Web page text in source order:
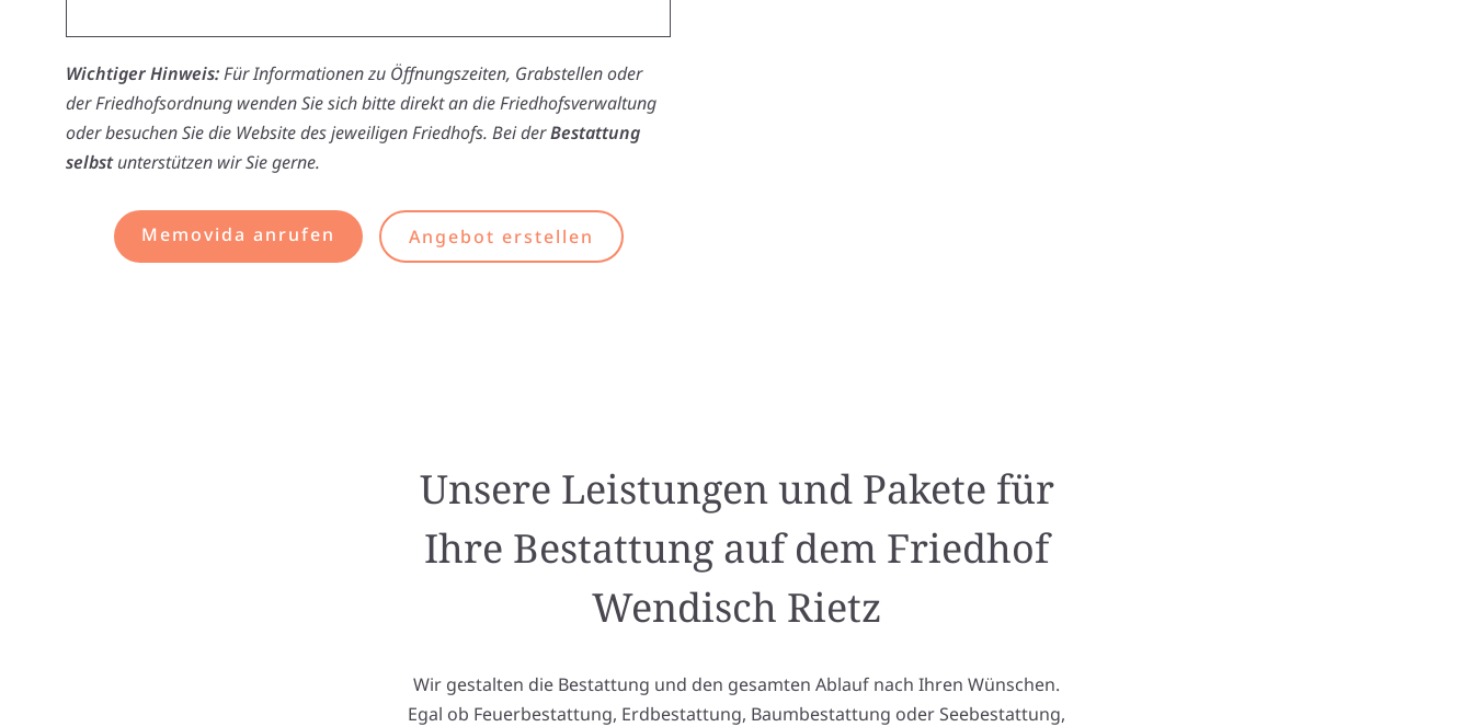
Wichtiger Hinweis:Für Informationen zu Öffnungszeiten, Grabstellen oder
der Friedhofsordnung wenden Sie sich bitte direkt an die Friedhofsverwaltung
oder besuchen Sie die Website des jeweiligen Friedhofs. Bei derBestattung
selbstunterstützen wir Sie gerne.
Memovida anrufen Angebot erstellen
Unsere Leistungen und Pakete für
Ihre Bestattung auf dem Friedhof
Wendisch Rietz
Wir gestalten die Bestattung und den gesamten Ablauf nach Ihren Wünschen.
Egal ob Feuerbestattung, Erdbestattung, Baumbestattung oder Seebestattung,